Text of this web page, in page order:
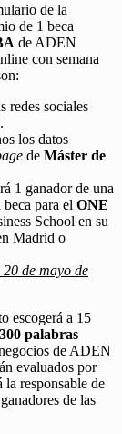
de la
de 1 beca
de ADEN
con semana
redes sociales
los datos
de Máster de
1 ganador de una
para el ONE
School en su
Madrid o
de mayo de
escogerá a 15
palabras
de ADEN
evaluados por
responsable de
de las